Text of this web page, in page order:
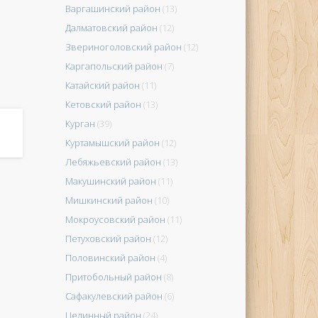
Варгашинский район (13)
Далматовский район (12)
Звериноголовский район (12)
Каргапольский район (7)
Катайский район (11)
Кетовский район (13)
Курган (39)
Куртамышский район (12)
Лебяжьевский район (13)
Макушинский район (11)
Мишкинский район (10)
Мокроусовский район (11)
Петуховский район (12)
Половинский район (4)
Притобольный район (8)
Сафакулевский район (6)
Целинный район (24)